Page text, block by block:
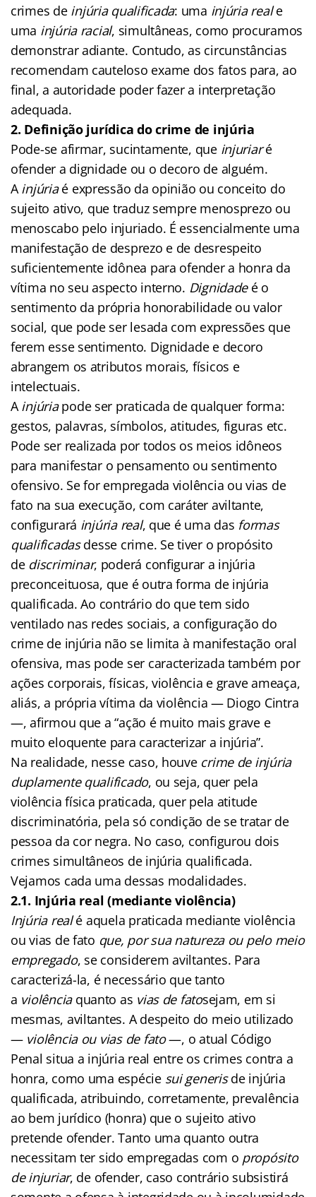
crimes de injúria qualificada: uma injúria reale
uma injúria racial, simultâneas, como procuramos
demonstrar adiante. Contudo, as circunstâncias
recomendam cauteloso exame dos fatos para, ao
final, a autoridade poder fazer a interpretação
adequada.
2. Definição jurídica do crime de injúria
Pode-se afirmar, sucintamente, que injuriaré
ofender a dignidade ou o decoro de alguém.
Ainjúriaé expressão da opinião ou conceito do
sujeito ativo, que traduz sempre menosprezo ou
menoscabo pelo injuriado. É essencialmente uma
manifestação de desprezo e de desrespeito
suficientemente idônea para ofender a honra da
vítima no seu aspecto interno. Dignidadeé o
sentimento da própria honorabilidade ou valor
social, que pode ser lesada com expressões que
ferem esse sentimento. Dignidade e decoro
abrangem os atributos morais, físicos e
intelectuais.
Ainjúriapode ser praticada de qualquer forma:
gestos, palavras, símbolos, atitudes, figuras etc.
Pode ser realizada por todos os meios idôneos
para manifestar o pensamento ou sentimento
ofensivo. Se for empregada violência ou vias de
fato na sua execução, com caráter aviltante,
configurará injúria real, que é uma das formas
qualificadasdesse crime. Se tiver o propósito
de discriminar, poderá configurar a injúria
preconceituosa, que é outra forma de injúria
qualificada. Ao contrário do que tem sido
ventilado nas redes sociais, a configuração do
crime de injúria não se limita à manifestação oral
ofensiva, mas pode ser caracterizada também por
ações corporais, físicas, violência e grave ameaça,
aliás, a própria vítima da violência — Diogo Cintra
—, afirmou que a “ação é muito mais grave e
muito eloquente para caracterizar a injúria”.
Na realidade, nesse caso, houve crime de injúria
duplamente qualificado, ou seja, quer pela
violência física praticada, quer pela atitude
discriminatória, pela só condição de se tratar de
pessoa da cor negra. No caso, configurou dois
crimes simultâneos de injúria qualificada.
Vejamos cada uma dessas modalidades.
2.1. Injúria real (mediante violência)
Injúria realé aquela praticada mediante violência
ou vias de fato que, por sua natureza ou pelo meio
empregado, se considerem aviltantes. Para
caracterizá-la, é necessário que tanto
a violênciaquanto as vias de fatosejam, em si
mesmas, aviltantes. A despeito do meio utilizado
— violência ou vias de fato—, o atual Código
Penal situa a injúria real entre os crimes contra a
honra, como uma espécie sui generisde injúria
qualificada, atribuindo, corretamente, prevalência
ao bem jurídico (honra) que o sujeito ativo
pretende ofender. Tanto uma quanto outra
necessitam ter sido empregadas com o propósito
de injuriar, de ofender, caso contrário subsistirá